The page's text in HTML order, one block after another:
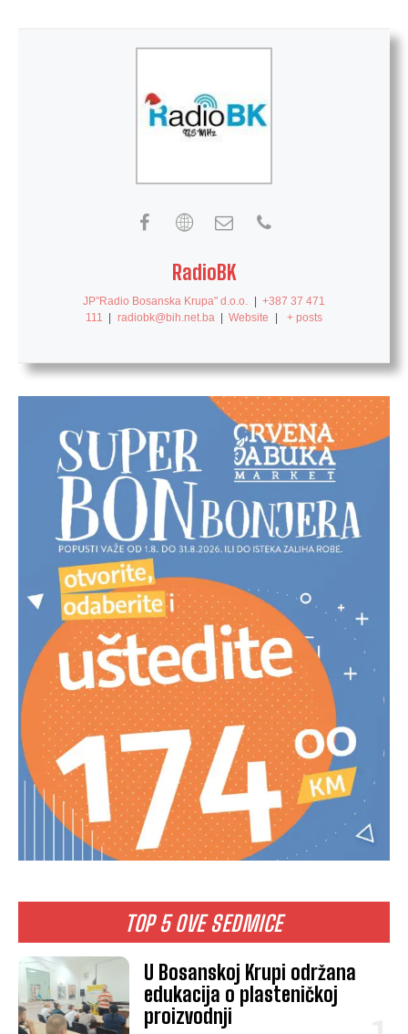
TOP 5 OVE SEDMICE
U Bosanskoj Krupi održana
edukacija o plasteničkoj
proizvodnji
RadioBK
JP"Radio Bosanska Krupa" d.o.o. | +387 37 471
111
| radiobk@bih.net.ba | Website | + posts